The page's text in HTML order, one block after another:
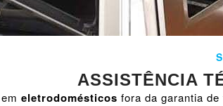
ASSISTÊNCIA
em eletrodomésticos fora da garantia